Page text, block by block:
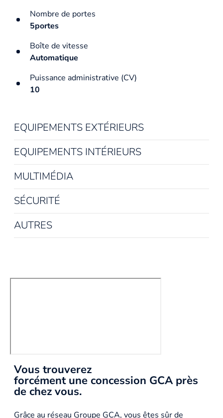
Nombre de portes
5portes
Boîte de vitesse
Automatique
Puissance administrative (CV)
10
EQUIPEMENTS EXTÉRIEURS
EQUIPEMENTS INTÉRIEURS
MULTIMÉDIA
SÉCURITÉ
AUTRES
Vous trouverez
forcément une concession GCA près
de chez vous.
Grâce au réseau Groupe GCA, vous êtes sûr de